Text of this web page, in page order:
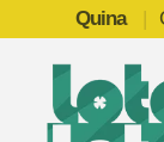
Quina |